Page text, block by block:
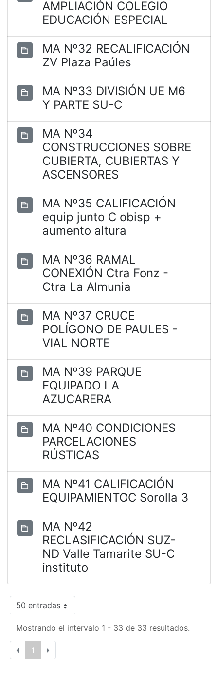
AMPLIACIÓN COLEGIO
EDUCACIÓN ESPECIAL
MA Nº32 RECALIFICACIÓN
ZV Plaza Paúles
MA Nº33 DIVISIÓN UE M6
Y PARTE SU-C
MA Nº34
CONSTRUCCIONES SOBRE
CUBIERTA, CUBIERTAS Y
ASCENSORES
MA Nº35 CALIFICACIÓN
equip junto C obisp +
aumento altura
MA Nº36 RAMAL
CONEXIÓN Ctra Fonz -
Ctra La Almunia
MA Nº37 CRUCE
POLÍGONO DE PAULES -
VIAL NORTE
MA Nº39 PARQUE
EQUIPADO LA
AZUCARERA
MA Nº40 CONDICIONES
PARCELACIONES
RÚSTICAS
MA Nº41 CALIFICACIÓN
EQUIPAMIENTOC Sorolla 3
MA Nº42
RECLASIFICACIÓN SUZ-
ND Valle Tamarite SU-C
instituto
50 entradas
Mostrando el intervalo 1 - 33 de 33 resultados.
1